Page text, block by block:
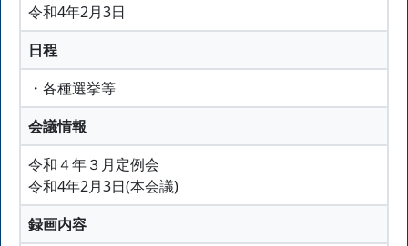
令和4年2月3日
日程
・各種選挙等
会議情報
令和４年３月定例会
令和4年2月3日(本会議)
録画内容